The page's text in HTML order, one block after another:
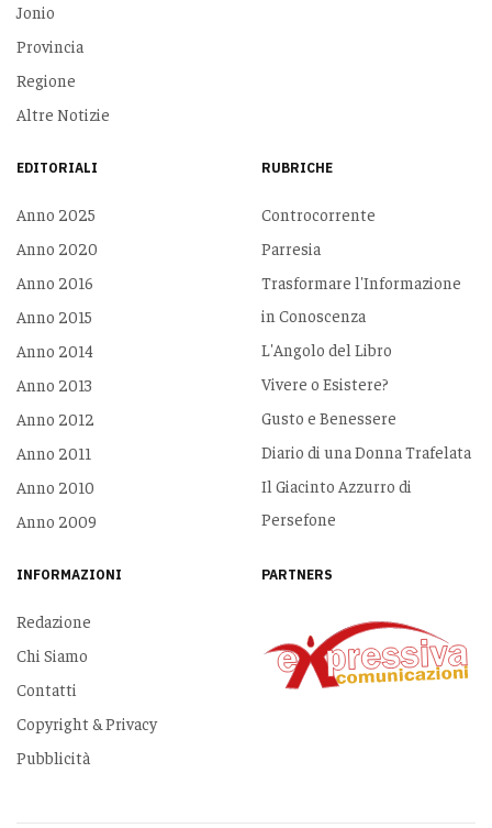
Jonio
Provincia
Regione
Altre Notizie
EDITORIALI
Anno 2025
Anno 2020
Anno 2016
Anno 2015
Anno 2014
Anno 2013
Anno 2012
Anno 2011
Anno 2010
Anno 2009
RUBRICHE
Controcorrente
Parresia
Trasformare l'Informazione
in Conoscenza
L'Angolo del Libro
Vivere o Esistere?
Gusto e Benessere
Diario di una Donna Trafelata
Il Giacinto Azzurro di
Persefone
INFORMAZIONI
Redazione
Chi Siamo
Contatti
Copyright & Privacy
Pubblicità
PARTNERS